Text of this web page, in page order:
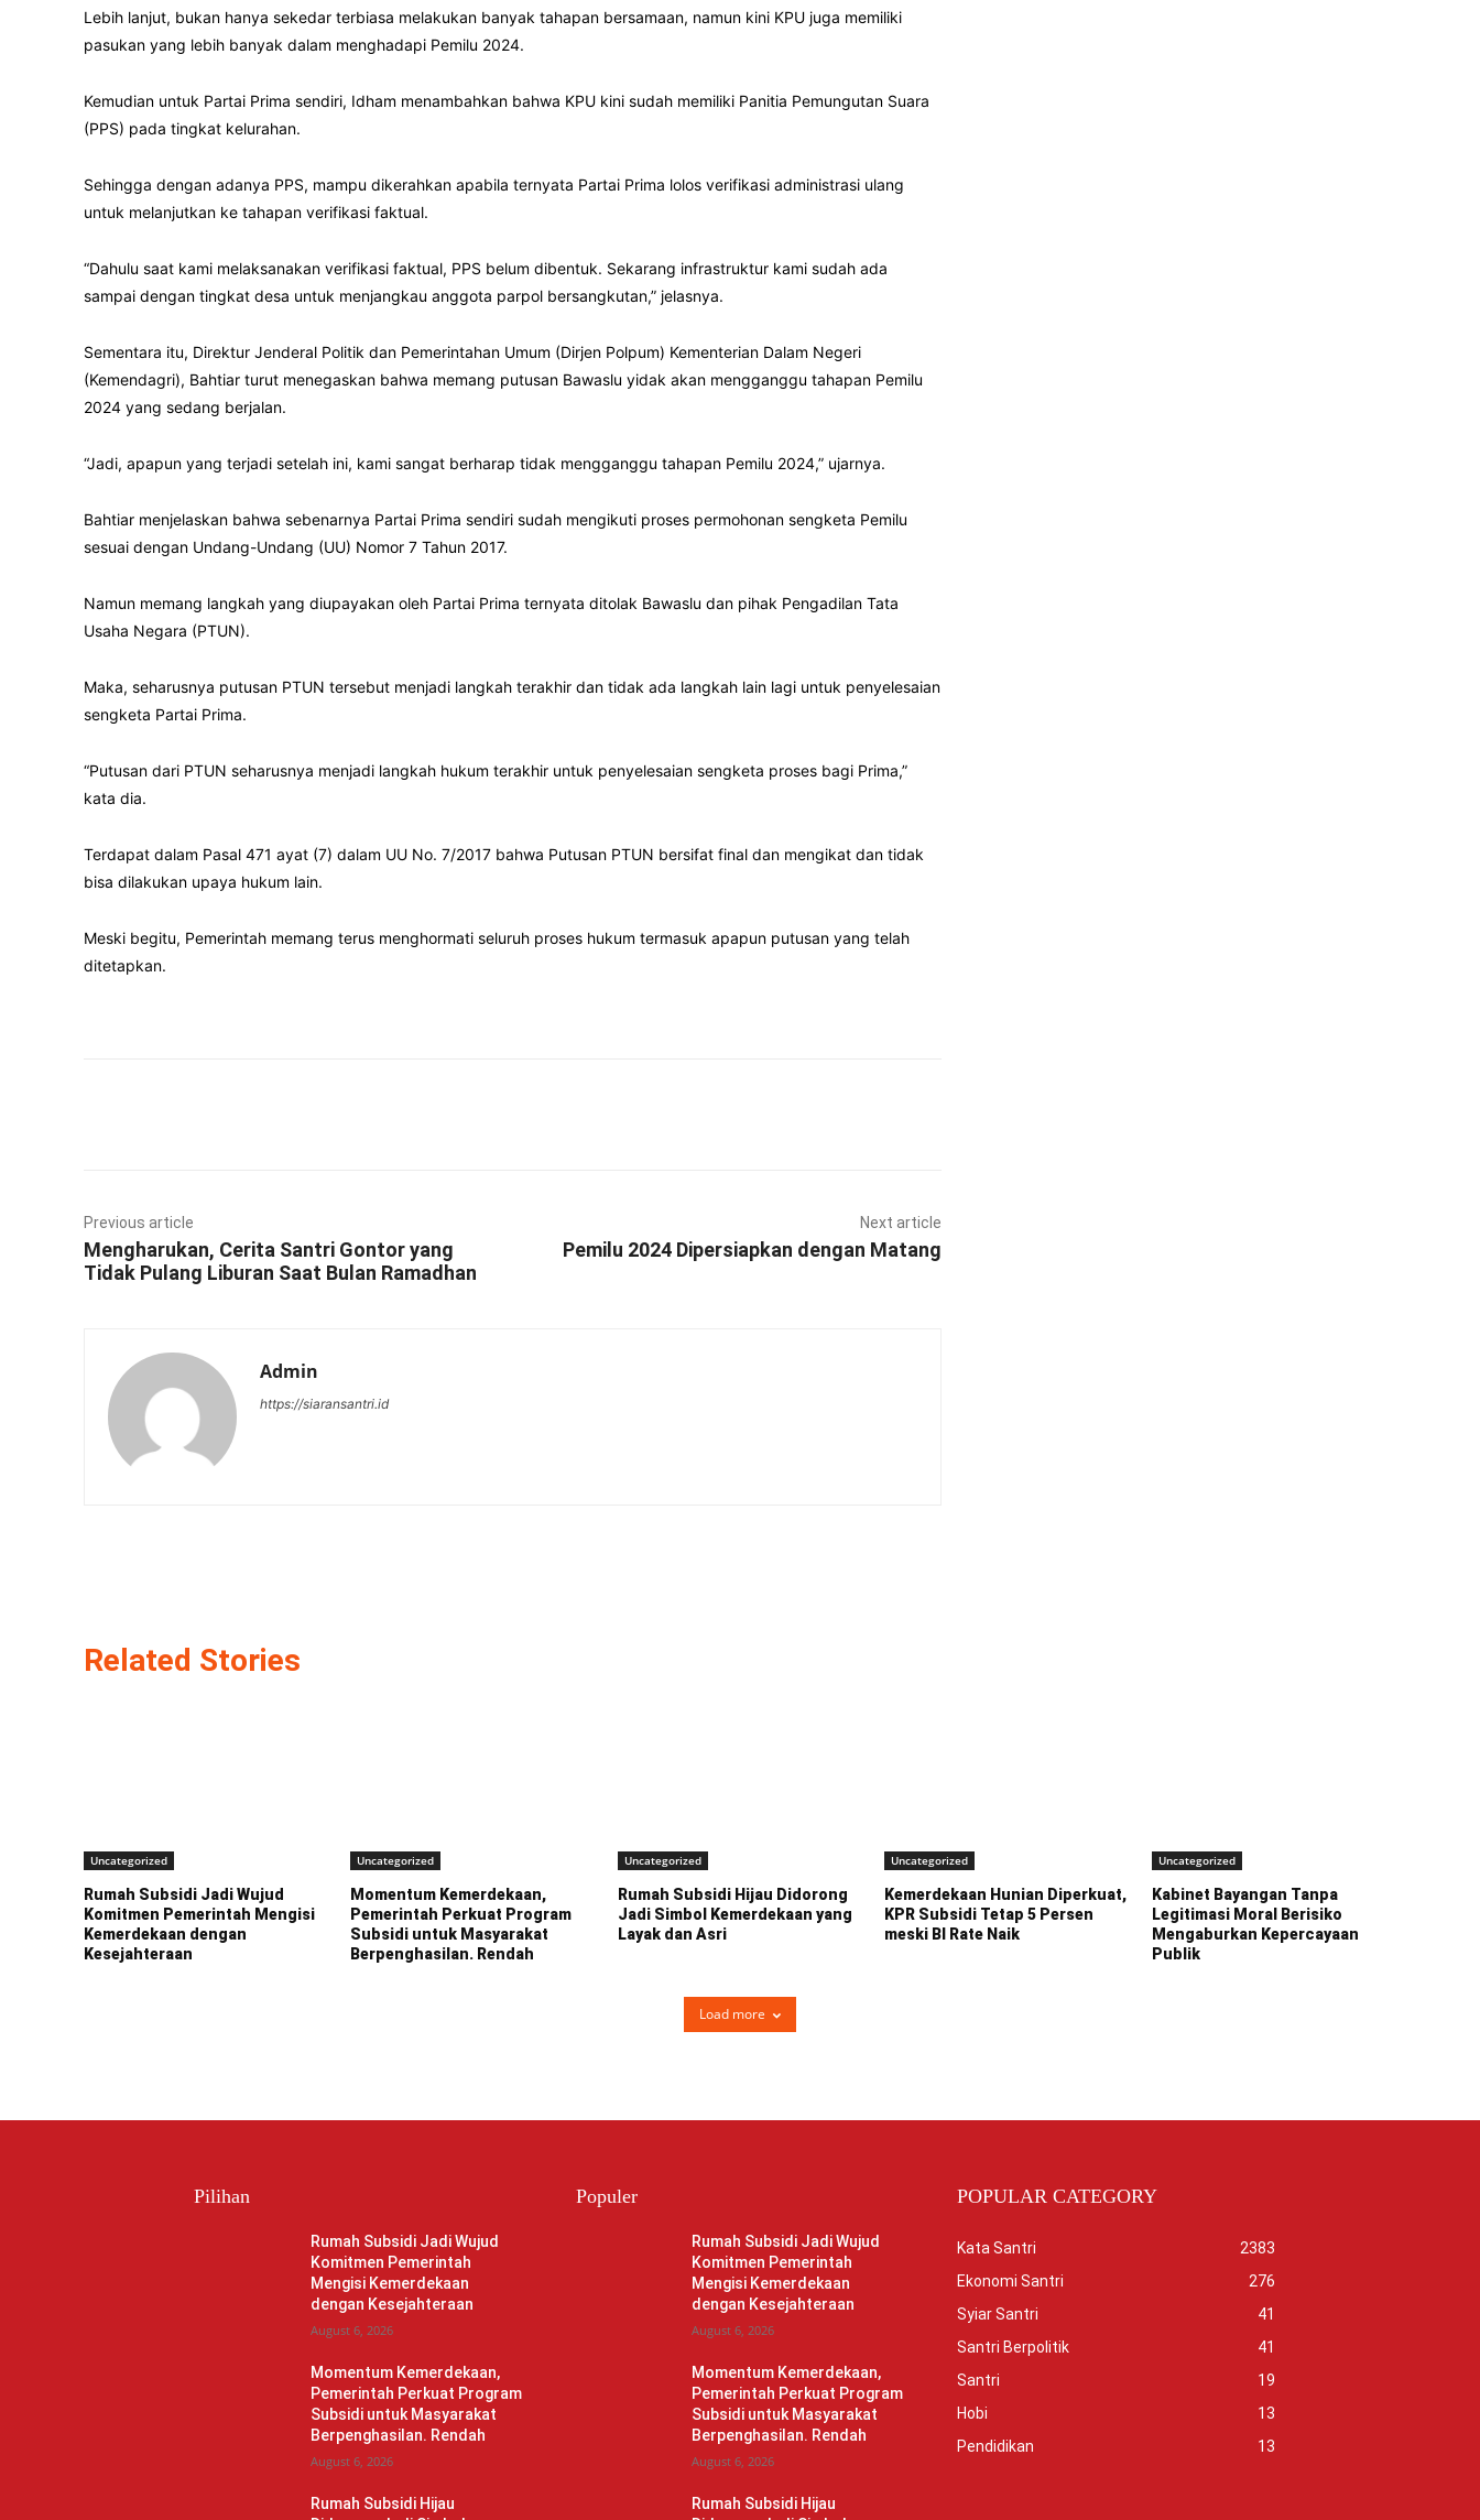
Lebih lanjut, bukan hanya sekedar terbiasa melakukan banyak tahapan bersamaan, namun kini KPU juga memiliki
pasukan yang lebih banyak dalam menghadapi Pemilu 2024.
Kemudian untuk Partai Prima sendiri, Idham menambahkan bahwa KPU kini sudah memiliki Panitia Pemungutan Suara
(PPS) pada tingkat kelurahan.
Sehingga dengan adanya PPS, mampu dikerahkan apabila ternyata Partai Prima lolos verifikasi administrasi ulang
untuk melanjutkan ke tahapan verifikasi faktual.
“Dahulu saat kami melaksana­kan verifikasi faktual, PPS belum dibentuk. Sekarang infrastruktur kami sudah ada
sampai dengan tingkat desa untuk menjangkau anggota parpol bersangkutan,” jelasnya.
Sementara itu, Direktur Jenderal Politik dan Pemerintahan Umum (Dirjen Polpum) Kementerian Dalam Negeri
(Kemendagri), Bahtiar turut menegaskan bahwa memang putusan Bawaslu yidak akan mengganggu tahapan Pemilu
2024 yang sedang berjalan.
“Jadi, apapun yang terjadi set­elah ini, kami sangat berharap ti­dak mengganggu tahapan Pemilu 2024,” ujarnya.
Bahtiar menjelaskan bahwa sebenarnya Partai Prima sendiri sudah mengikuti proses permohonan sengketa Pemilu
sesuai dengan Undang-Undang (UU) Nomor 7 Tahun 2017.
Namun memang langkah yang diupayakan oleh Partai Prima ternyata ditolak Bawaslu dan pihak Pengadilan Tata
Usaha Negara (PTUN).
Maka, seharusnya putusan PTUN tersebut menjadi langkah terakhir dan tidak ada langkah lain lagi untuk penyelesaian
sengketa Partai Prima.
“Putusan dari PTUN sehar­usnya menjadi langkah hukum terakhir untuk penyelesaian sengketa proses bagi Prima,”
kata dia.
Terdapat dalam Pasal 471 ayat (7) dalam UU No. 7/2017 bahwa Putusan PTUN bersifat final dan mengikat dan tidak
bisa dilakukan upaya hukum lain.
Meski begitu, Pemerintah memang terus menghormati seluruh proses hukum termasuk apapun putusan yang telah
ditetapkan.
Previous article
Mengharukan, Cerita Santri Gontor yang
Tidak Pulang Liburan Saat Bulan Ramadhan
Next article
Pemilu 2024 Dipersiapkan dengan Matang
Admin
https://siaransantri.id
Related Stories
Uncategorized
Rumah Subsidi Jadi Wujud
Komitmen Pemerintah Mengisi
Kemerdekaan dengan
Kesejahteraan
Uncategorized
Momentum Kemerdekaan,
Pemerintah Perkuat Program
Subsidi untuk Masyarakat
Berpenghasilan. Rendah
Uncategorized
Rumah Subsidi Hijau Didorong
Jadi Simbol Kemerdekaan yang
Layak dan Asri
Uncategorized
Kemerdekaan Hunian Diperkuat,
KPR Subsidi Tetap 5 Persen
meski BI Rate Naik
Uncategorized
Kabinet Bayangan Tanpa
Legitimasi Moral Berisiko
Mengaburkan Kepercayaan
Publik
Load more
Pilihan
Rumah Subsidi Jadi Wujud
Komitmen Pemerintah
Mengisi Kemerdekaan
dengan Kesejahteraan
August 6, 2026
Momentum Kemerdekaan,
Pemerintah Perkuat Program
Subsidi untuk Masyarakat
Berpenghasilan. Rendah
August 6, 2026
Rumah Subsidi Hijau
Populer
Rumah Subsidi Jadi Wujud
Komitmen Pemerintah
Mengisi Kemerdekaan
dengan Kesejahteraan
August 6, 2026
Momentum Kemerdekaan,
Pemerintah Perkuat Program
Subsidi untuk Masyarakat
Berpenghasilan. Rendah
August 6, 2026
Rumah Subsidi Hijau
POPULAR CATEGORY
Kata Santri
2383
Ekonomi Santri
276
Syiar Santri
41
Santri Berpolitik
41
Santri
19
Hobi
13
Pendidikan
13